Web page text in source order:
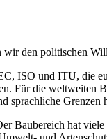
den politischen
ISO und ITU, die
Für die weltweiten
sprachliche Grenzen
Baubereich hat